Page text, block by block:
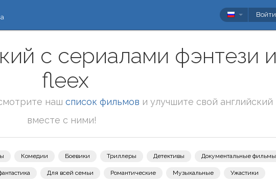
Войти
с сериалами фэнтези и
fleex
наш список фильмов и улучшите свой английский
вместе с ними!
Комедии Боевики Триллеры Детективы Документальные фильмы
Для всей семьи Романтические Музыкальные Ужастики